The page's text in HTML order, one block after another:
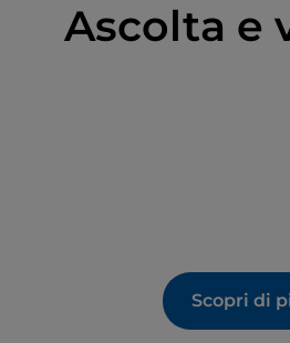
approfittando del biglietto
questo capolavoro
territorio, seguendo la grande
Ascolta e
Scopri di